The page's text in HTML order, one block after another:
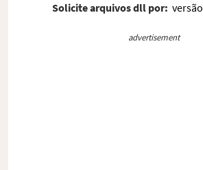
Solicite arquivos dll por: versão
advertisement